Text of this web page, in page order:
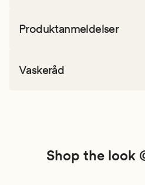
Produktanmeldelser
Vaskeråd
Shop the look